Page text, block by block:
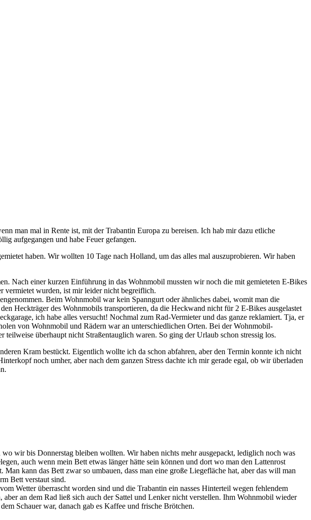
man mal in Rente ist, mit der Trabantin Europa zu bereisen. Ich hab mir dazu etliche
aufgegangen und habe Feuer gefangen.
haben. Wir wollten 10 Tage nach Holland, um das alles mal auszuprobieren. Wir haben
Nach einer kurzen Einführung in das Wohnmobil mussten wir noch die mit gemieteten E-Bikes
vermietet wurden, ist mir leider nicht begreiflich.
Beim Wohnmobil war kein Spanngurt oder ähnliches dabei, womit man die
Heckträger des Wohnmobils transportieren, da die Heckwand nicht für 2 E-Bikes ausgelastet
ich habe alles versucht! Nochmal zum Rad-Vermieter und das ganze reklamiert. Tja, er
von Wohnmobil und Rädern war an unterschiedlichen Orten. Bei der Wohnmobil-
überhaupt nicht Straßentauglich waren. So ging der Urlaub schon stressig los.
Kram bestückt. Eigentlich wollte ich da schon abfahren, aber den Termin konnte ich nicht
noch umher, aber nach dem ganzen Stress dachte ich mir gerade egal, ob wir überladen
wir bis Donnerstag bleiben wollten. Wir haben nichts mehr ausgepackt, lediglich noch was
auch wenn mein Bett etwas länger hätte sein können und dort wo man den Lattenrost
kann das Bett zwar so umbauen, dass man eine große Liegefläche hat, aber das will man
Bett verstaut sind.
Wetter überrascht worden sind und die Trabantin ein nasses Hinterteil wegen fehlendem
an dem Rad ließ sich auch der Sattel und Lenker nicht verstellen. Ihm Wohnmobil wieder
Schauer war, danach gab es Kaffee und frische Brötchen.